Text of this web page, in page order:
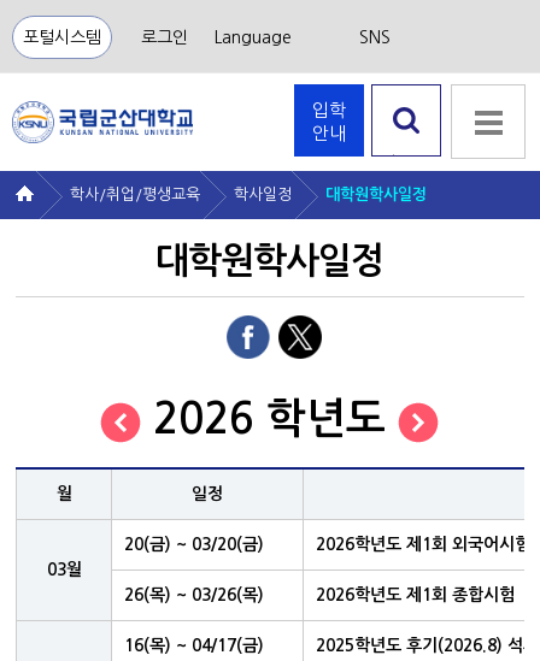
포털시스템 로그인 Language SNS
입학
안내
기
학사/취업/평생교육 학사일정 대학원학사일정
대학원학사일정
2026 학년도
월 일정
03월
20(금) ~ 03/20(금) 2026학년도 제1회 외국어시험
26(목) ~ 03/26(목) 2026학년도 제1회 종합시험
16(목) ~ 04/17(금) 2025학년도 후기(2026.8) 석